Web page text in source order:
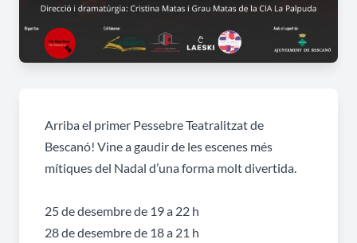
Arriba el primer Pessebre Teatralitzat de
Bescanó! Vine a gaudir de les escenes més
mítiques del Nadal d’una forma molt divertida.
25 de desembre de 19 a 22 h
28 de desembre de 18 a 21 h